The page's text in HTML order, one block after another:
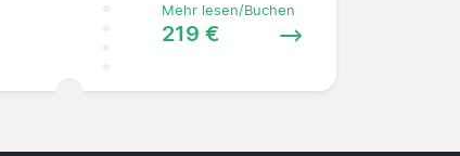
Mehr lesen/Buchen
219 €